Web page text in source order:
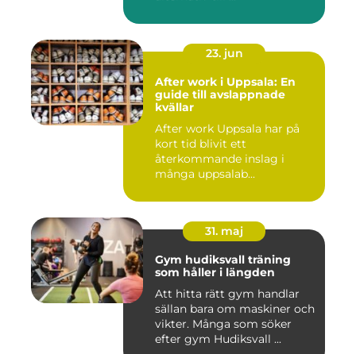
23. jun
After work i Uppsala: En
guide till avslappnade
kvällar
After work Uppsala har på
kort tid blivit ett
återkommande inslag i
många uppsalab...
31. maj
Gym hudiksvall träning
som håller i längden
Att hitta rätt gym handlar
sällan bara om maskiner och
vikter. Många som söker
efter gym Hudiksvall ...